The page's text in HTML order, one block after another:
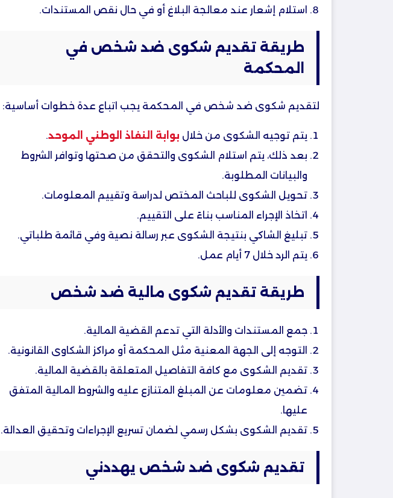
استلام إشعار عند معالجة البلاغ أو في حال نقص المستندات.
طريقة تقديم شكوى ضد شخص في
المحكمة​
لتقديم شكوى ضد شخص في المحكمة يجب اتباع عدة خطوات أساسية:
يتم توجيه الشكوى من خلال بوابة النفاذ الوطني الموحد.
بعد ذلك، يتم استلام الشكوى والتحقق من صحتها وتوافر الشروط
والبيانات المطلوبة.
تحويل الشكوى للباحث المختص لدراسة وتقييم المعلومات.
اتخاذ الإجراء المناسب بناءً على التقييم.
تبليغ الشاكي بنتيجة الشكوى عبر رسالة نصية وفي قائمة طلباتي.
يتم الرد خلال 7 أيام عمل.
طريقة تقديم شكوى مالية ضد شخص​
جمع المستندات والأدلة التي تدعم القضية المالية.
التوجه إلى الجهة المعنية مثل المحكمة أو مراكز الشكاوى القانونية.
تقديم الشكوى مع كافة التفاصيل المتعلقة بالقضية المالية.
تضمين معلومات عن المبلغ المتنازع عليه والشروط المالية المتفق
عليها.
تقديم الشكوى بشكل رسمي لضمان تسريع الإجراءات وتحقيق العدالة.
تقديم شكوى ضد شخص يهددني